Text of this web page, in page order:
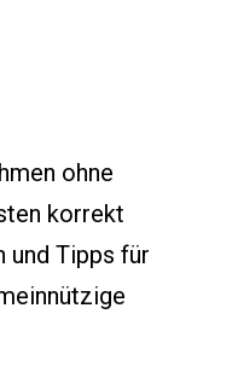
ohne
korrekt
und Tipps für